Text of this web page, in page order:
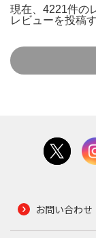
現在、4221件の
レビューを投稿
お問い合わせ